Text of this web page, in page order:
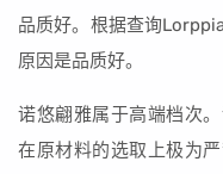
品质好。根据查询
原因是品质好。
诺悠翩雅属于高端档次
在原材料的选取上极为